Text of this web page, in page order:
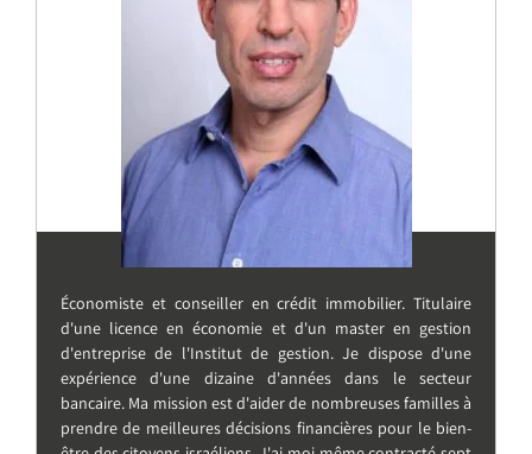
Économiste et conseiller en crédit immobilier. Titulaire
d'une licence en économie et d'un master en gestion
d'entreprise de l'Institut de gestion. Je dispose d'une
expérience d'une dizaine d'années dans le secteur
bancaire. Ma mission est d'aider de nombreuses familles à
prendre de meilleures décisions financières pour le bien-